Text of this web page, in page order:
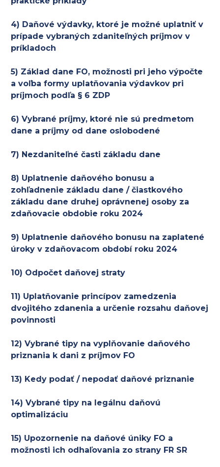
4) Daňové výdavky, ktoré je možné uplatniť v
prípade vybraných zdaniteľných príjmov v
príkladoch
5) Základ dane FO, možnosti pri jeho výpočte
a voľba formy uplatňovania výdavkov pri
príjmoch podľa § 6 ZDP
6) Vybrané príjmy, ktoré nie sú predmetom
dane a príjmy od dane oslobodené
7) Nezdaniteľné časti základu dane
8) Uplatnenie daňového bonusu a
zohľadnenie základu dane / čiastkového
základu dane druhej oprávnenej osoby za
zdaňovacie obdobie roku 2024
9) Uplatnenie daňového bonusu na zaplatené
úroky v zdaňovacom období roku 2024
10) Odpočet daňovej straty
11) Uplatňovanie princípov zamedzenia
dvojitého zdanenia a určenie rozsahu daňovej
povinnosti
12) Vybrané tipy na vyplňovanie daňového
priznania k dani z príjmov FO
13) Kedy podať / nepodať daňové priznanie
14) Vybrané tipy na legálnu daňovú
optimalizáciu
15) Upozornenie na daňové úniky FO a
možnosti ich odhaľovania zo strany FR SR